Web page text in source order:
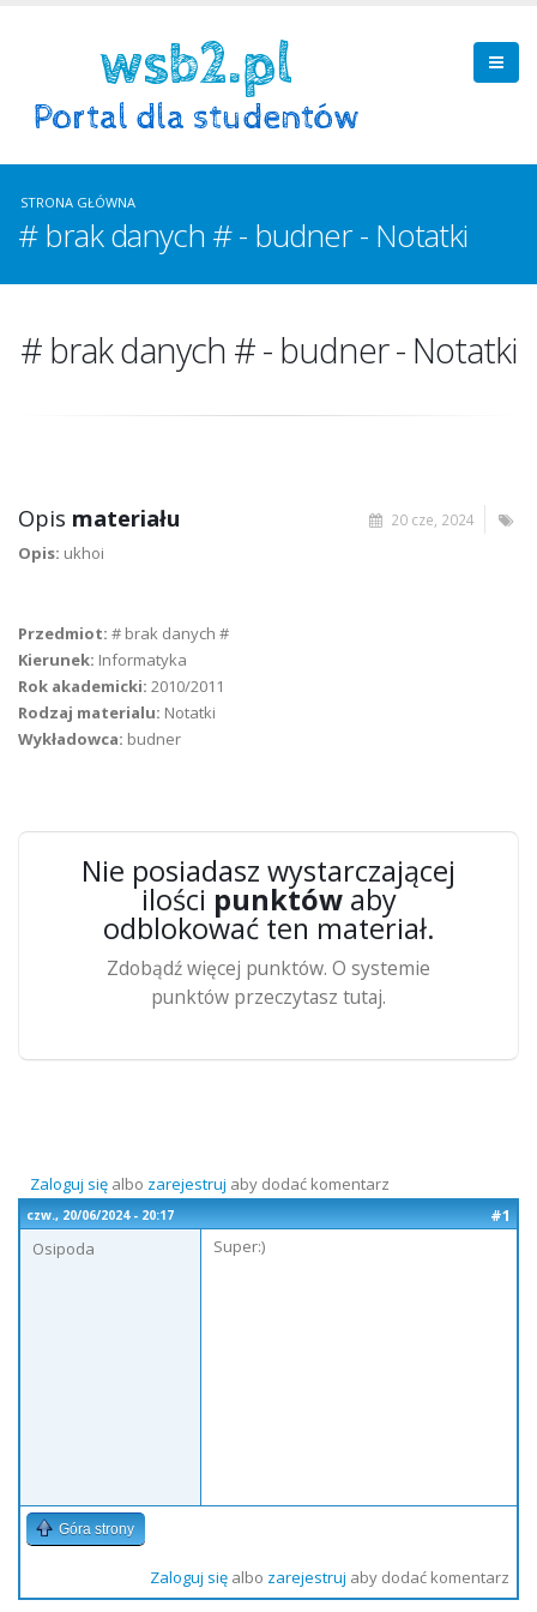
STRONA GŁÓWNA
# brak danych # - budner - Notatki
# brak danych # - budner - Notatki
20 cze, 2024
Opis materiału
Opis: ukhoi
Przedmiot: # brak danych #
Kierunek: Informatyka
Rok akademicki: 2010/2011
Rodzaj materialu: Notatki
Wykładowca: budner
Nie posiadasz wystarczającej
ilości punktówaby
odblokować ten materiał.
Zdobądź więcej punktów. O systemie
punktów przeczytasz tutaj.
Zaloguj się albo zarejestruj aby dodać komentarz
czw., 20/06/2024 - 20:17
#1
Osipoda
Super:)
Góra strony
Zaloguj sięalbo zarejestruj aby dodać komentarz